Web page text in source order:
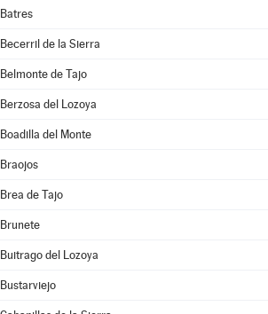
Batres
Becerril de la Sierra
Belmonte de Tajo
Berzosa del Lozoya
Boadilla del Monte
Braojos
Brea de Tajo
Brunete
Buitrago del Lozoya
Bustarviejo